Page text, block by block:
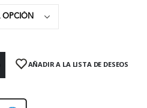
AÑADIR A LA LISTA DE DESEOS